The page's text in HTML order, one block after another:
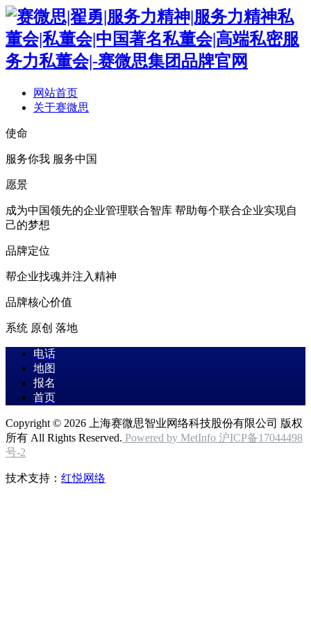
网站首页
关于赛微思
使命
服务你我 服务中国
愿景
成为中国领先的企业管理联合智库 帮助每个联合企业实现自
己的梦想
品牌定位
帮企业找魂并注入精神
品牌核心价值
系统 原创 落地
电话
地图
报名
首页
Copyright © 2026 上海赛微思智业网络科技股份有限公司 版权
所有 All Rights Reserved. Powered by MetInfo 沪ICP备17044498
号-2
技术支持： 红悦网络